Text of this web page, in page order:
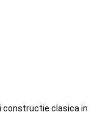
constructie clasica in